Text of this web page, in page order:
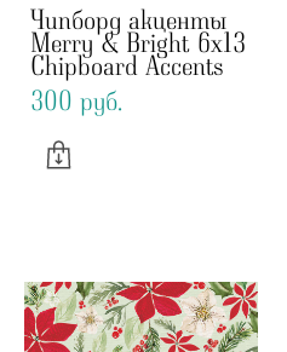
Чипборд акценты
Merry & Bright 6x13
Chipboard Accents
300 pуб.